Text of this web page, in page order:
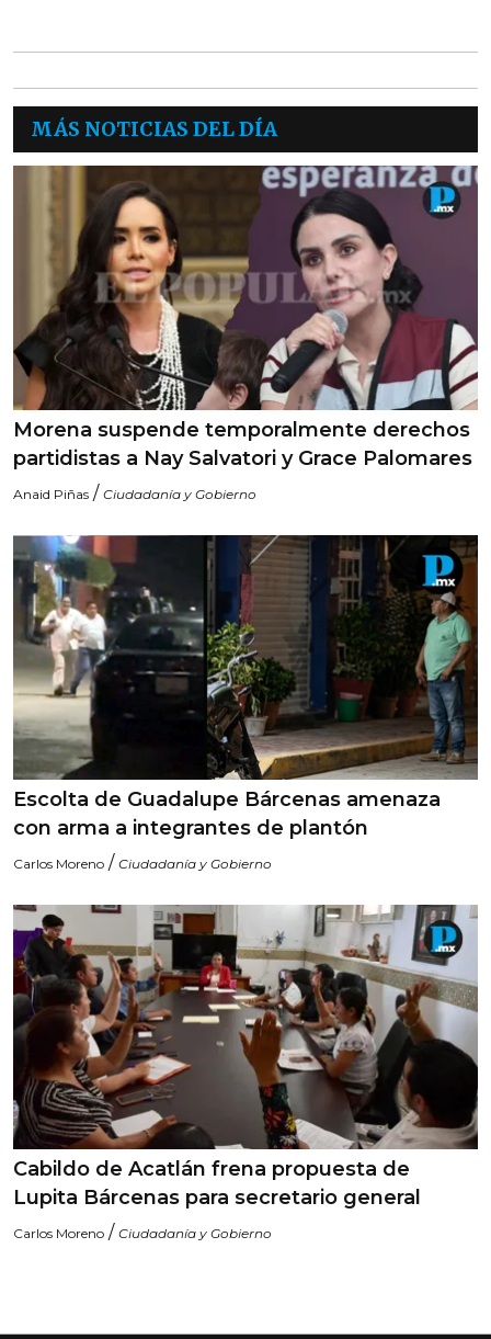
MÁS NOTICIAS DEL DÍA
Morena suspende temporalmente derechos
partidistas a Nay Salvatori y Grace Palomares
Anaid Piñas / Ciudadanía y Gobierno
Escolta de Guadalupe Bárcenas amenaza
con arma a integrantes de plantón
Carlos Moreno / Ciudadanía y Gobierno
Cabildo de Acatlán frena propuesta de
Lupita Bárcenas para secretario general
Carlos Moreno / Ciudadanía y Gobierno